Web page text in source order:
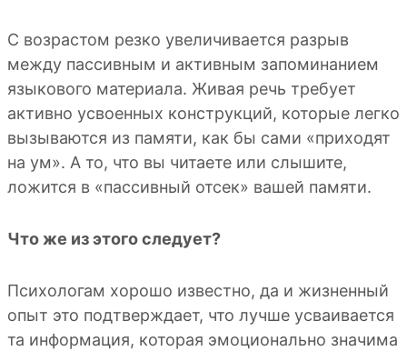
С возрастом резко увеличивается разрыв
между пассивным и активным запоминанием
языкового материала. Живая речь требует
активно усвоенных конструкций, которые легко
вызываются из памяти, как бы сами «приходят
на ум». А то, что вы читаете или слышите,
ложится в «пассивный отсек» вашей памяти.
Что же из этого следует?
Психологам хорошо известно, да и жизненный
опыт это подтверждает, что лучше усваивается
та информация, которая эмоционально значима